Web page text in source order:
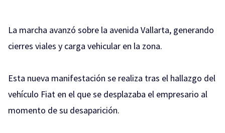
La marcha avanzó sobre la avenida Vallarta, generando
cierres viales y carga vehicular en la zona.
Esta nueva manifestación se realiza tras el hallazgo del
vehículo Fiat en el que se desplazaba el empresario al
momento de su desaparición.